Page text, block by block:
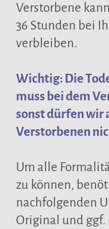
Verstorbene
36 Stunden bei
verbleiben.
Wichtig: Die
muss bei dem
sonst dürfen wir
Verstorbenen
Um alle
zu können,
nachfolgenden
Original und